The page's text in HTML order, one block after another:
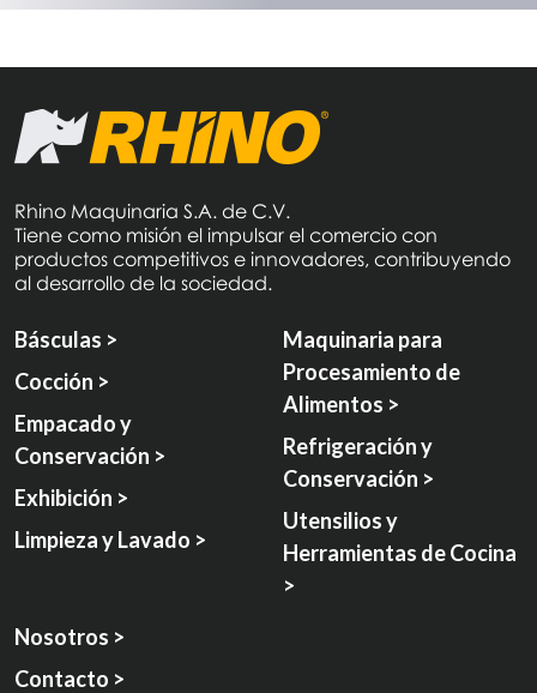
Rhino Maquinaria S.A. de C.V.
Tiene como misión el impulsar el comercio con
productos competitivos e innovadores, contribuyendo
al desarrollo de la sociedad.
Básculas >
Cocción >
Empacado y
Conservación >
Exhibición >
Limpieza y Lavado >
Maquinaria para
Procesamiento de
Alimentos >
Refrigeración y
Conservación >
Utensilios y
Herramientas de Cocina
>
Nosotros >
Contacto >